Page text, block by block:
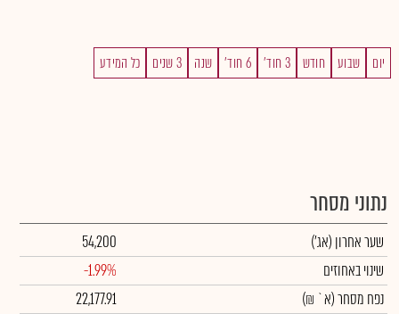
יום שבוע חודש 3 חוד' 6 חוד' שנה 3 שנים כל המידע
נתוני מסחר
שער אחרון (אג')
54,200
שינוי באחוזים
-1.99%
נפח מסחר(א` ₪)
22,177.91